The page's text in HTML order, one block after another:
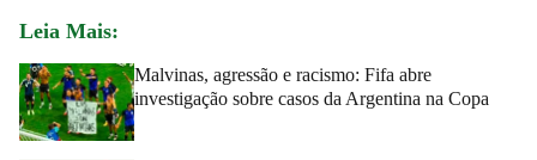
Leia Mais:
Malvinas, agressão e racismo: Fifa abre
investigação sobre casos da Argentina na Copa